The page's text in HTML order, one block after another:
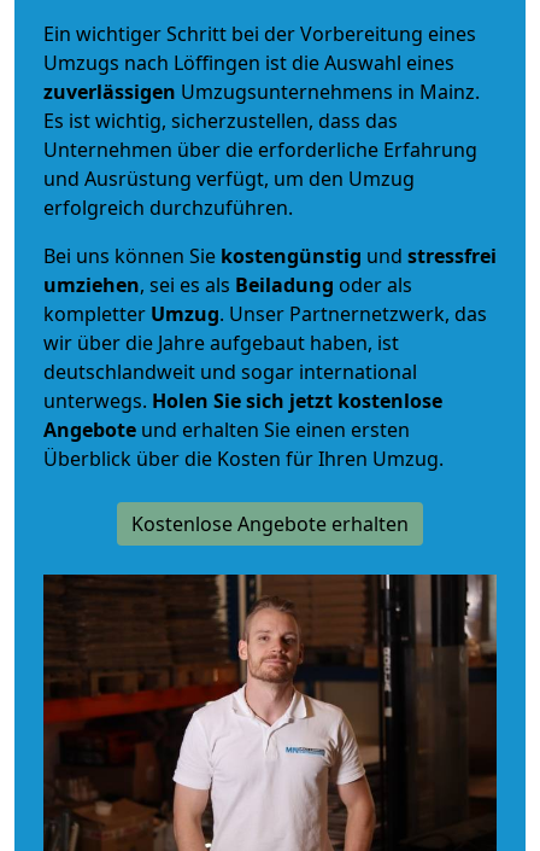
Ein wichtiger Schritt bei der Vorbereitung eines
Umzugs nach Löffingen ist die Auswahl eines
zuverlässigen Umzugsunternehmens in Mainz.
Es ist wichtig, sicherzustellen, dass das
Unternehmen über die erforderliche Erfahrung
und Ausrüstung verfügt, um den Umzug
erfolgreich durchzuführen.
Bei uns können Sie kostengünstig und stressfrei
umziehen, sei es als Beiladung oder als
kompletter Umzug. Unser Partnernetzwerk, das
wir über die Jahre aufgebaut haben, ist
deutschlandweit und sogar international
unterwegs. Holen Sie sich jetzt kostenlose
Angebote und erhalten Sie einen ersten
Überblick über die Kosten für Ihren Umzug.
Kostenlose Angebote erhalten